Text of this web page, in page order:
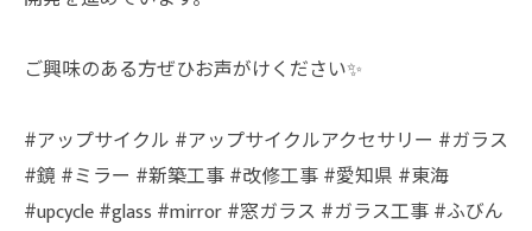
ご興味のある方ぜひお声がけください✨
#アップサイクル #アップサイクルアクセサリー #ガラス
#鏡 #ミラー #新築工事 #改修工事 #愛知県 #東海
#upcycle #glass #mirror #窓ガラス #ガラス工事 #ふびん